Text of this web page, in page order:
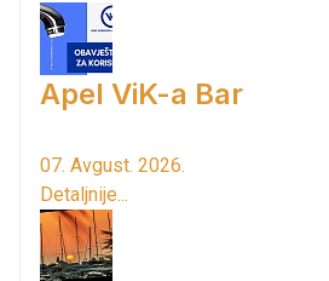
Apel ViK-a Bar
07. Avgust. 2026.
Detaljnije...